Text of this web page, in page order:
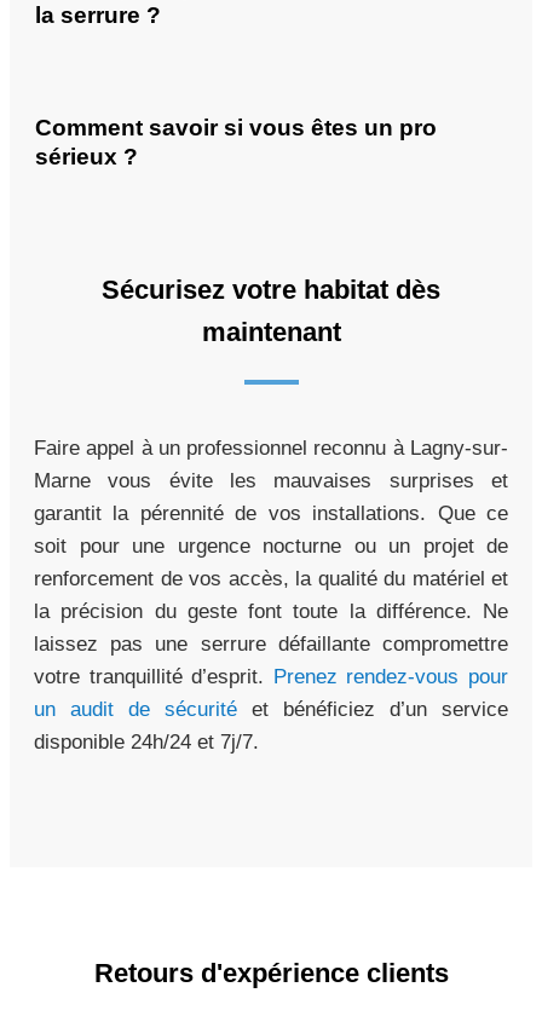
la serrure ?
Comment savoir si vous êtes un pro
sérieux ?
Sécurisez votre habitat dès
maintenant
Faire appel à un professionnel reconnu à Lagny-sur-
Marne vous évite les mauvaises surprises et
garantit la pérennité de vos installations. Que ce
soit pour une urgence nocturne ou un projet de
renforcement de vos accès, la qualité du matériel et
la précision du geste font toute la différence. Ne
laissez pas une serrure défaillante compromettre
votre tranquillité d’esprit. Prenez rendez-vous pour
un audit de sécurité et bénéficiez d’un service
disponible 24h/24 et 7j/7.
Retours d'expérience clients